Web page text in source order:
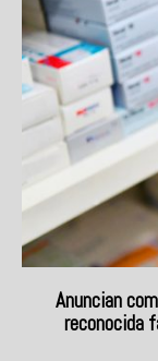
Anuncian
reconocida